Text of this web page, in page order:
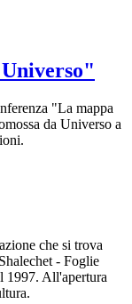
"La mappa
da Universo a
che si trova
- Foglie
1997. All'apertura